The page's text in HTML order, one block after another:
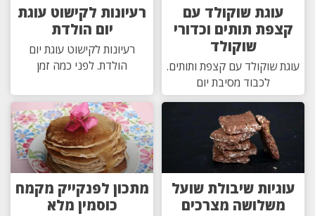
עוגת שוקולד עם
קצפת תותים וכדורי
שוקולד
עוגת שוקולד עם קצפת ותותים.
לכבוד מסיבת יום
רעיונות לקישוט עוגת
יום הולדת
רעיונות לקישוט עוגת יום
הולדת. לפני כמה זמן
עוגיות שיבולת שועל
משלושה מצרכים
מתכון לפנקייק מקמח
כוסמין מלא